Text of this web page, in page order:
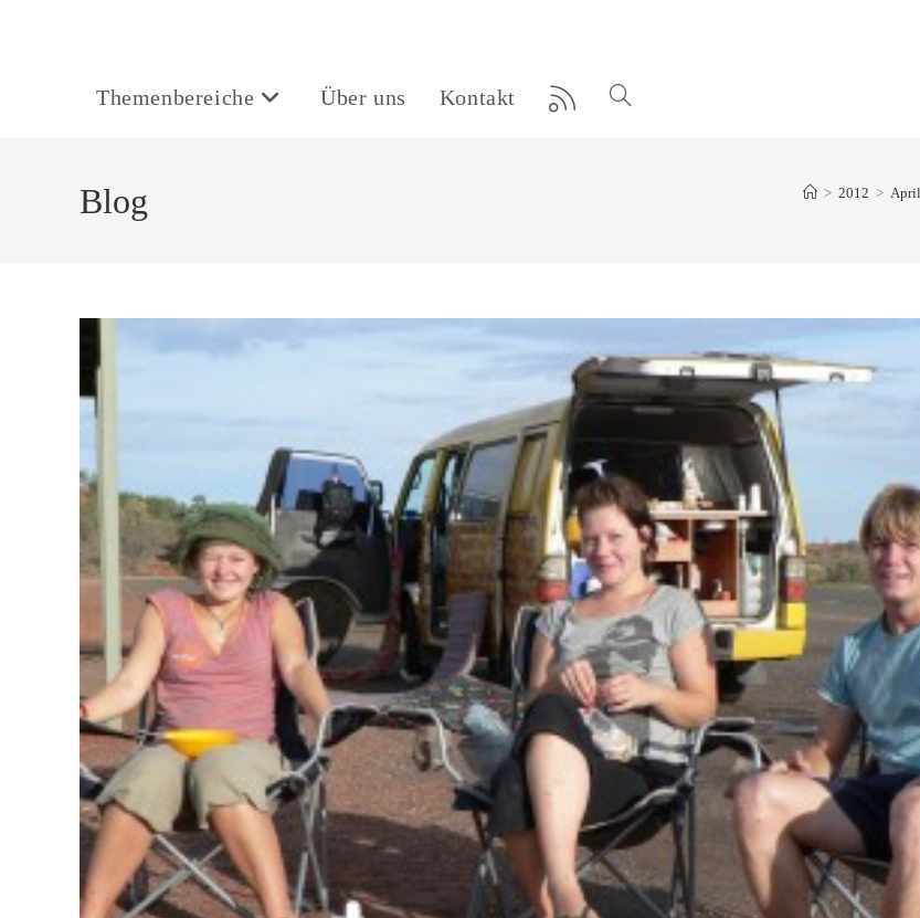
Themenbereiche Über uns Kontakt Website-
Blog > 2012 > April